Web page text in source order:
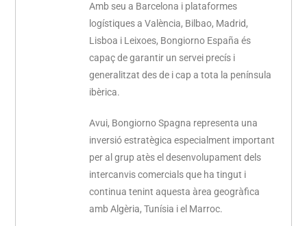
Amb seu a Barcelona i plataformes
logístiques a València, Bilbao, Madrid,
Lisboa i Leixoes, Bongiorno España és
capaç de garantir un servei precís i
generalitzat des de i cap a tota la península
ibèrica.
Avui, Bongiorno Spagna representa una
inversió estratègica especialment important
per al grup atès el desenvolupament dels
intercanvis comercials que ha tingut i
continua tenint aquesta àrea geogràfica
amb Algèria, Tunísia i el Marroc.